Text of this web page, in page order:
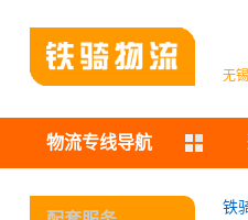
无
物流专线导航
铁